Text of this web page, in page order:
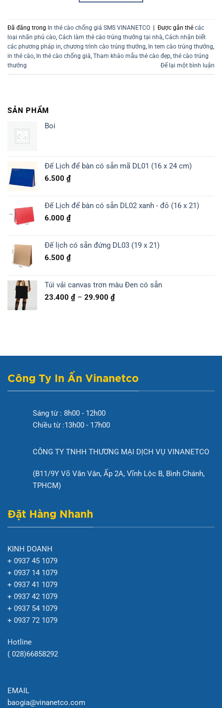
Đã đăng trong In thẻ cào chống giả SMS VINANETCO | Được gắn thẻ các
loại nhãn phủ cào Cách làm thẻ cào trúng thưởng tại nhà Cách nhận biết
các phương pháp in chương trình cào trúng thưởng In tem cào trúng thưởng
in thẻ cào In thẻ cào chống giả Tham khảo mẫu thẻ cào đẹp thẻ cào trúng
thưởng
Để lại một bình luận
SẢN PHẨM
Boi
Đế Lịch để bàn có sẵn mã DL01 (16 x 24 cm)
6.500 ₫
Đế Lịch để bàn có sẵn DL02 xanh - đỏ (16 x 21)
6.000 ₫
Đế lịch có sẵn đứng DL03 (19 x 21)
6.500 ₫
Túi vải canvas trơn màu Đen có sẵn
23.400 ₫ – 29.900 ₫Khoảng
Công Ty In Ấn Vinanetco
Sáng từ : 8h00 - 12h00
Chiều từ :13h00 - 17h00
CÔNG TY TNHH THƯƠNG MẠI DỊCH VỤ VINANETCO
(B11/9Y Võ Văn Vân, Ấp 2A, Vĩnh Lộc B, Bình Chánh,
TPHCM)
Đặt Hàng Nhanh
KINH DOANH
+ 0937 45 1079
+ 0937 14 1079
+ 0937 41 1079
+ 0937 42 1079
+ 0937 54 1079
+ 0937 72 1079
Hotline
( 028)66858292
EMAIL
baogia@vinanetco.com